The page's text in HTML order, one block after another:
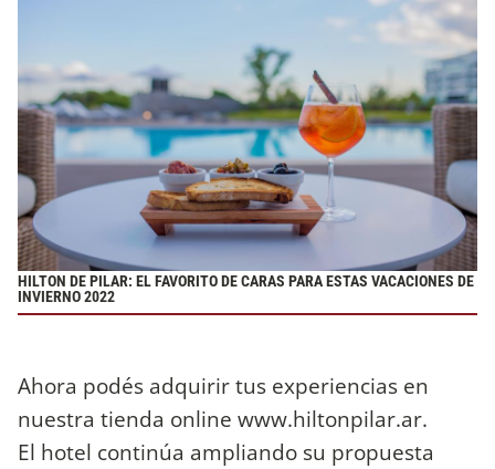
HILTON DE PILAR: EL FAVORITO DE CARAS PARA ESTAS VACACIONES DE
INVIERNO 2022
Ahora podés adquirir tus experiencias en
nuestra tienda online www.hiltonpilar.ar.
El hotel continúa ampliando su propuesta